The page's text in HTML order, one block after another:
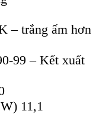
– trắng ấm hơn
99 – Kết xuất
11,1